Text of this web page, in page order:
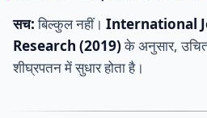
सच:बिल्कुल नहीं। International
Research (2019)के अनुसार,
शीघ्रपतन में सुधार होता है।